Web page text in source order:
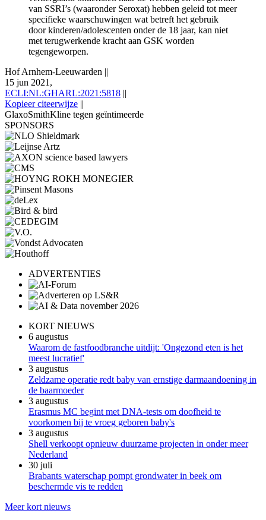
van SSRI’s (waaronder Seroxat) hebben geleid tot meer
specifieke waarschuwingen wat betreft het gebruik
door kinderen/adolescenten onder de 18 jaar, kan niet
met terugwerkende kracht aan GSK worden
tegengeworpen.
Hof Arnhem-Leeuwarden ||
15 jun 2021,
ECLI:NL:GHARL:2021:5818 ||
Kopieer citeerwijze ||
GlaxoSmithKline tegen geïntimeerde
SPONSORS
ADVERTENTIES
KORT NIEUWS
6 augustus
Waarom de fastfoodbranche uitdijt: 'Ongezond eten is het
meest lucratief'
3 augustus
Zeldzame operatie redt baby van ernstige darmaandoening in
de baarmoeder
3 augustus
Erasmus MC begint met DNA-tests om doofheid te
voorkomen bij te vroeg geboren baby's
3 augustus
Shell verkoopt opnieuw duurzame projecten in onder meer
Nederland
30 juli
Brabants waterschap pompt grondwater in beek om
beschermde vis te redden
Meer kort nieuws